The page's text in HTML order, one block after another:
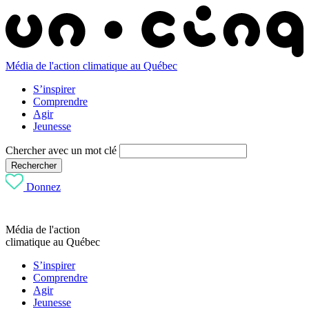
Média de l'action climatique au Québec
S’inspirer
Comprendre
Agir
Jeunesse
Chercher avec un mot clé
Rechercher
Donnez
Média de l'action
climatique au Québec
S’inspirer
Comprendre
Agir
Jeunesse